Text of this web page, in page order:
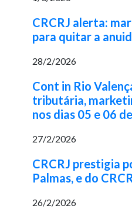
CRCRJ alerta:
para quitar a
28/2/2026
Cont in Rio
tributária,
nos dias 05 e 06
27/2/2026
CRCRJ prestigia
Palmas, e do
26/2/2026